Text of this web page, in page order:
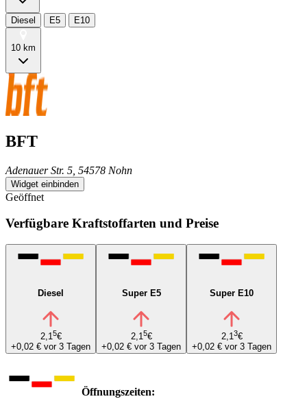
Diesel E5 E10
10 km
BFT
Adenauer Str. 5, 54578 Nohn
Widget einbinden
Geöffnet
Verfügbare Kraftstoffarten und Preise
Diesel
2,15€
+0,02 € vor 3 Tagen
Super E5
2,15€
+0,02 € vor 3 Tagen
Super E10
2,13€
+0,02 € vor 3 Tagen
Öffnungszeiten: